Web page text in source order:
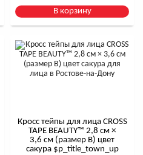
В корзину
Кросс тейпы для лица CROSS
TAPE BEAUTY™ 2,8 см ×
3,6 см (размер B) цвет
сакура $р_title_town_up